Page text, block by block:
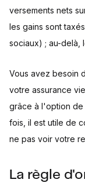
versements nets
les gains sont
sociaux) ; au-delà,
Vous avez besoin
votre assurance
grâce à l'option de
fois, il est utile de
ne pas voir votre
La règle